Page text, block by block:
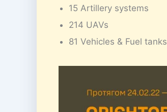
15 Artillery systems
214 UAVs
81 Vehicles & Fuel tanks